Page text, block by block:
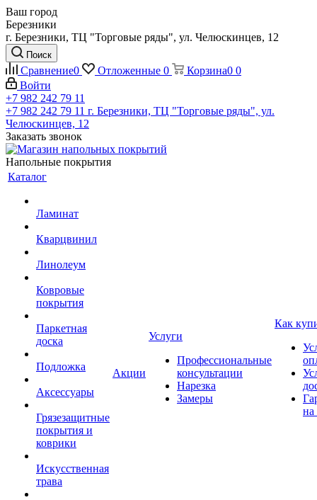
Ваш город
Березники
г. Березники, ТЦ "Торговые ряды", ул. Челюскинцев, 12
Поиск
Сравнение0 Отложенные 0 Корзина0 0
Войти
+7 982 242 79 11
+7 982 242 79 11 г. Березники, ТЦ "Торговые ряды", ул.
Челюскинцев, 12
Заказать звонок
Напольные покрытия
Каталог
Ламинат
Кварцвинил
Линолеум
Ковровые
покрытия
Паркетная
доска
Подложка
Аксессуары
Грязезащитные
покрытия и
коврики
Искусственная
трава
Акции
Услуги
Профессиональные
консультации
Нарезка
Замеры
Как
на